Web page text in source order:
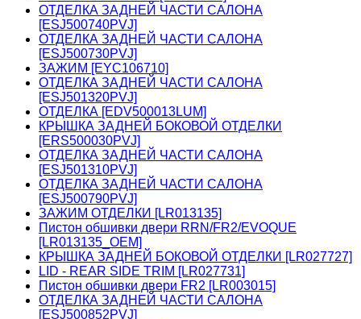
ОТДЕЛКА ЗАДНЕЙ ЧАСТИ САЛОНА
[ESJ500740PVJ]
ОТДЕЛКА ЗАДНЕЙ ЧАСТИ САЛОНА
[ESJ500730PVJ]
ЗАЖИМ [EYC106710]
ОТДЕЛКА ЗАДНЕЙ ЧАСТИ САЛОНА
[ESJ501320PVJ]
ОТДЕЛКА [EDV500013LUM]
КРЫШКА ЗАДНЕЙ БОКОВОЙ ОТДЕЛКИ
[ERS500030PVJ]
ОТДЕЛКА ЗАДНЕЙ ЧАСТИ САЛОНА
[ESJ501310PVJ]
ОТДЕЛКА ЗАДНЕЙ ЧАСТИ САЛОНА
[ESJ500790PVJ]
ЗАЖИМ ОТДЕЛКИ [LR013135]
Пистон обшивки двери RRN/FR2/EVOQUE
[LR013135_OEM]
КРЫШКА ЗАДНЕЙ БОКОВОЙ ОТДЕЛКИ [LR027727]
LID - REAR SIDE TRIM [LR027731]
Пистон обшивки двери FR2 [LR003015]
ОТДЕЛКА ЗАДНЕЙ ЧАСТИ САЛОНА
[ESJ500852PVJ]